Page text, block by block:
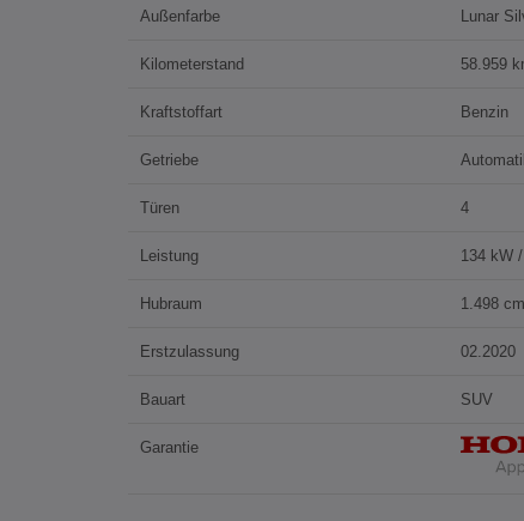
Außenfarbe Lunar
Kilometerstand 58.959
Kraftstoffart Benzin
Getriebe
Türen 4
Leistung 134 kW
Hubraum 1.498
Erstzulassung 02.2020
Bauart SUV
Garantie